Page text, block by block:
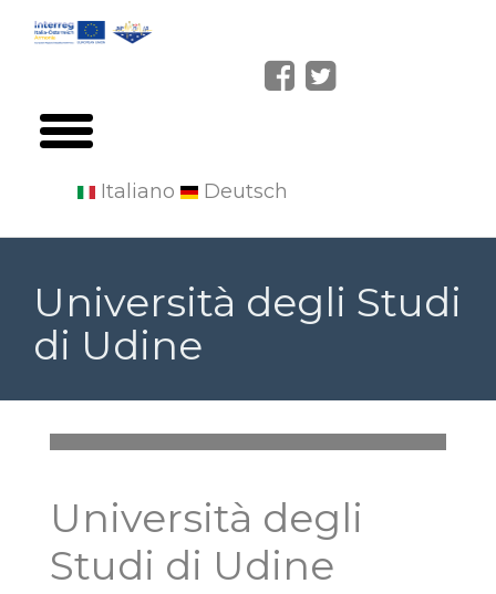
main
content
Italiano Deutsch
Università degli Studi
di Udine
Università degli
Studi di Udine